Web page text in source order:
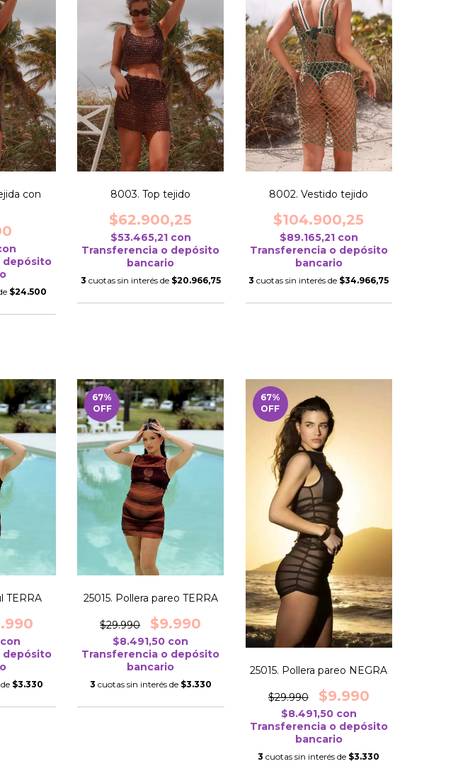
con
depósito
$24.500
8003. Top tejido
$62.900,25
$53.465,21 con
Transferencia o depósito
bancario
3 cuotas sin interés de $20.966,75
8002. Vestido tejido
$104.900,25
$89.165,21 con
Transferencia o depósito
bancario
3 cuotas sin interés de $34.966,75
TERRA
con
depósito
$3.330
67%
OFF
25015. Pollera pareo TERRA
$29.990 $9.990
$8.491,50 con
Transferencia o depósito
bancario
3 cuotas sin interés de $3.330
67%
OFF
25015. Pollera pareo NEGRA
$29.990 $9.990
$8.491,50 con
Transferencia o depósito
bancario
3 cuotas sin interés de $3.330